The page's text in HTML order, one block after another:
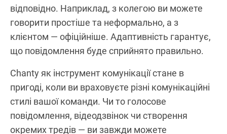
відповідно. Наприклад, з колегою ви можете
говорити простіше та неформально, а з
клієнтом — офіційніше. Адаптивність гарантує,
що повідомлення буде сприйнято правильно.
Chanty як інструмент комунікації стане в
пригоді, коли ви враховуєте різні комунікаційні
стилі вашої команди. Чи то голосове
повідомлення, відеодзвінок чи створення
окремих тредів — ви завжди можете